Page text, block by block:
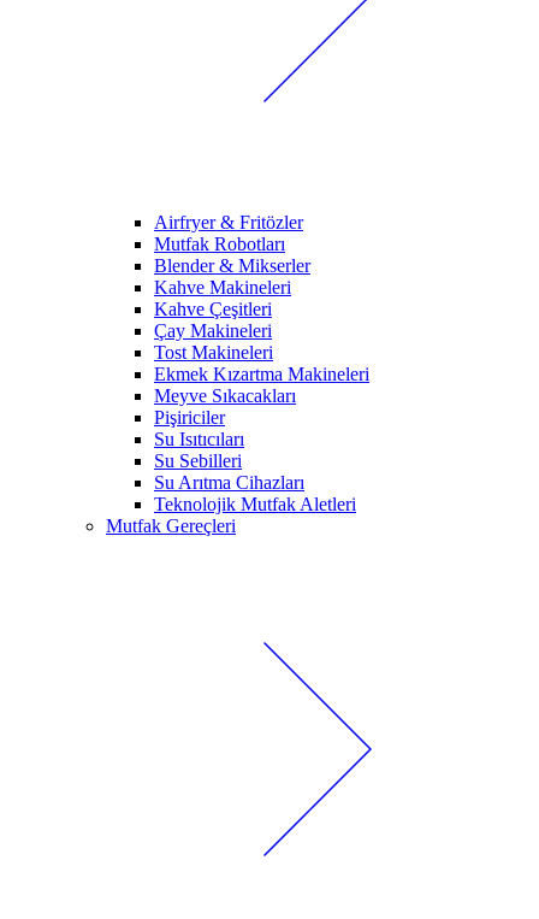
Airfryer & Fritözler
Mutfak Robotları
Blender & Mikserler
Kahve Makineleri
Kahve Çeşitleri
Çay Makineleri
Tost Makineleri
Ekmek Kızartma Makineleri
Meyve Sıkacakları
Pişiriciler
Su Isıtıcıları
Su Sebilleri
Su Arıtma Cihazları
Teknolojik Mutfak Aletleri
Mutfak Gereçleri